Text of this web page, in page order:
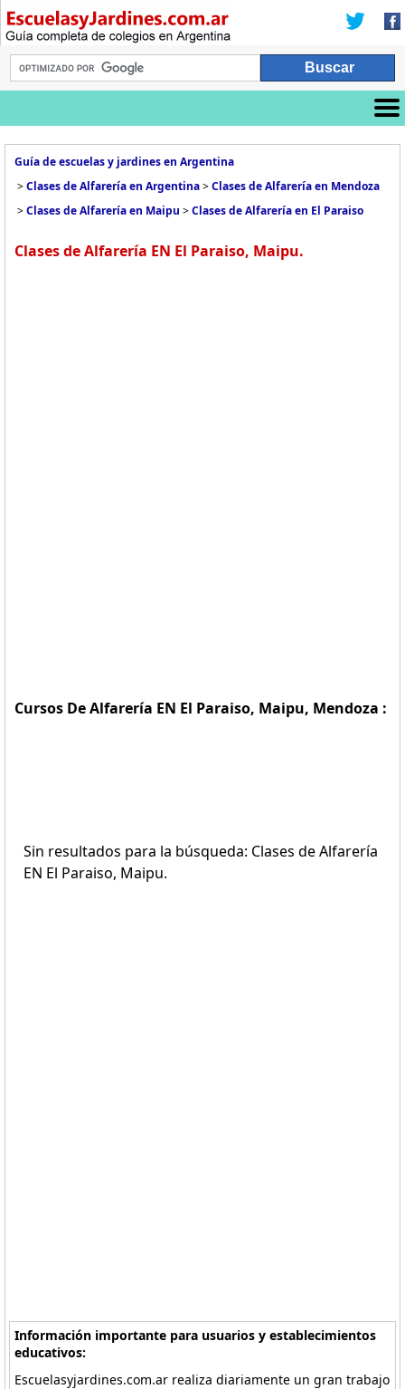
Guía de escuelas y jardines en Argentina
>Clases de Alfarería en Argentina>Clases de Alfarería en Mendoza
>Clases de Alfarería en Maipu >Clases de Alfarería en El Paraiso
Clases de Alfarería EN El Paraiso, Maipu.
Cursos De Alfarería EN El Paraiso, Maipu, Mendoza :
Sin resultados para la búsqueda: Clases de Alfarería
EN El Paraiso, Maipu.
Información importante para usuarios y establecimientos
educativos:
Escuelasyjardines.com.ar realiza diariamente un gran trabajo